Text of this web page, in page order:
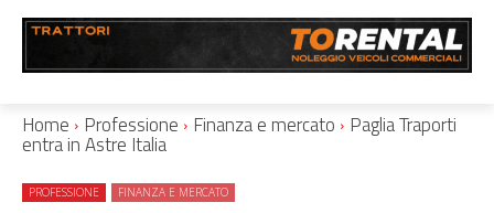
Home Professione Finanza e mercato Paglia Traporti
entra in Astre Italia
PROFESSIONE FINANZA E MERCATO